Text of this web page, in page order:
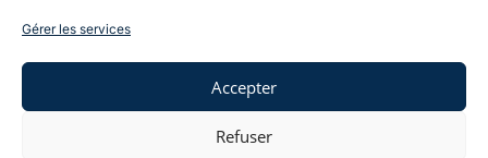
Gérer les services
Accepter
Refuser
Lire la suite →
Rupture conventionnelle du CDI